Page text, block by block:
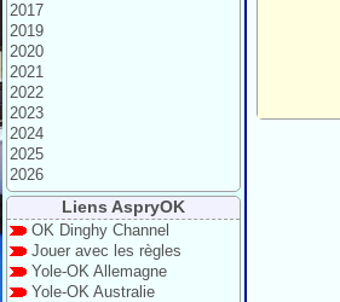
2017
2019
2020
2021
2022
2023
2024
2025
2026
Liens AspryOK
OK Dinghy Channel
Jouer avec les règles
Yole-OK Allemagne
Yole-OK Australie